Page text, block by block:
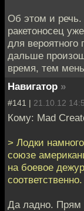
Об этом и
ракетоносец
для
дальше
время, тем
Навигатор »
#141 | 21.10.12
Кому: Mad
> Лодки
союзе
на боевое
соответственно.
Да ладно. Прям